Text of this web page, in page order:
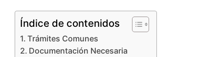
Índice de contenidos
Trámites Comunes
Documentación Necesaria